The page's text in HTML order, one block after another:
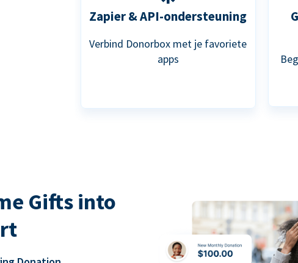
Zapier & API-ondersteuning
Verbind Donorbox met je favoriete
apps
Gifts into